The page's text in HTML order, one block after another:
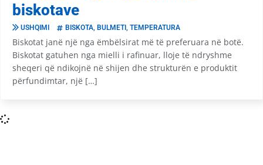
biskotave
USHQIMI BISKOTA BULMETI TEMPERATURA
Biskotat janë një nga ëmbëlsirat më të preferuara në botë.
Biskotat gatuhen nga mielli i rafinuar, lloje të ndryshme
sheqeri që ndikojnë në shijen dhe strukturën e produktit
përfundimtar, një […]